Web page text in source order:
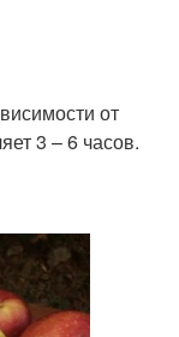
от
3 – 6 часов.